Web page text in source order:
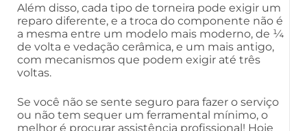
Além disso, cada tipo de torneira pode exigir um
reparo diferente, e a troca do componente não é
a mesma entre um modelo mais moderno, de ¼
de volta e vedação cerâmica, e um mais antigo,
com mecanismos que podem exigir até três
voltas.
Se você não se sente seguro para fazer o serviço
ou não tem sequer um ferramental mínimo, o
melhor é procurar assistência profissional! Hoje